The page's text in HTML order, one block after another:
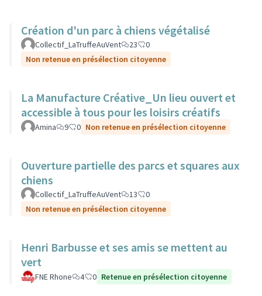
Création d'un parc à chiens végétalisé
Collectif_LaTruffeAuVent 23
0
Non retenue en présélection citoyenne
La Manufacture Créative_Un lieu ouvert et
accessible à tous pour les loisirs créatifs
Amina 9 0 Non retenue en présélection citoyenne
Ouverture partielle des parcs et squares aux
chiens
Collectif_LaTruffeAuVent 13
0
Non retenue en présélection citoyenne
Henri Barbusse et ses amis se mettent au
vert
FNE Rhone 4 0 Retenue en présélection citoyenne